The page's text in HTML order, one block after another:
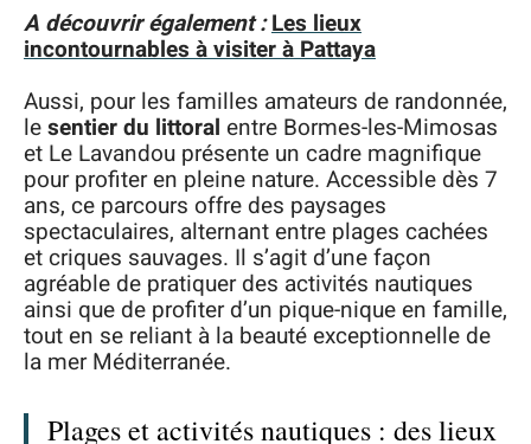
A découvrir également : Les lieux
incontournables à visiter à Pattaya
Aussi, pour les familles amateurs de randonnée,
lesentier du littoral entre Bormes-les-Mimosas
et Le Lavandou présente un cadre magnifique
pour profiter en pleine nature. Accessible dès 7
ans, ce parcours offre des paysages
spectaculaires, alternant entre plages cachées
et criques sauvages. Il s’agit d’une façon
agréable de pratiquer des activités nautiques
ainsi que de profiter d’un pique-nique en famille,
tout en se reliant à la beauté exceptionnelle de
la mer Méditerranée.
Plages et activités nautiques : des lieux